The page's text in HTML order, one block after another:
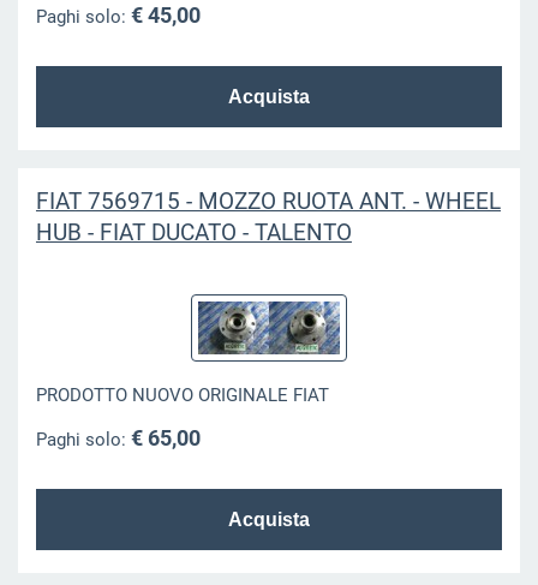
Paghi solo: € 45,00
FIAT 7569715 - MOZZO RUOTA ANT. - WHEEL
HUB - FIAT DUCATO - TALENTO
PRODOTTO NUOVO ORIGINALE FIAT
Paghi solo: € 65,00